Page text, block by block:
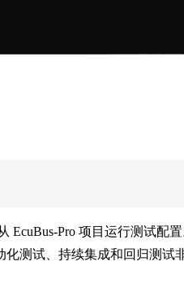
EcuBus-Pro 项目运行测试配
化测试、持续集成和回归测试